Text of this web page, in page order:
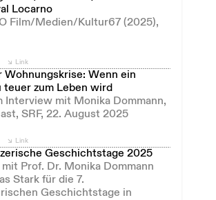
Locarno
Film/Medien/Kultur67 (2025),
Wohnungskrise: Wenn ein
teuer zum Leben wird
Interview mit Monika Dommann,
SRF, 22. August 2025
Link
Geschichtstage 2025
Prof. Dr. Monika Dommann
Stark für die 7.
Geschichtstage in
Link